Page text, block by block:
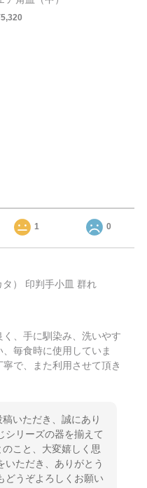
1 0
） 印判手小皿 群れ
、手に馴染み、洗いやす
毎食時に使用していま
で、また利用させて頂き
いただき、誠にあり
シリーズの器を揃えて
こと、大変嬉しく思
いただき、ありがとう
どうぞよろしくお願い